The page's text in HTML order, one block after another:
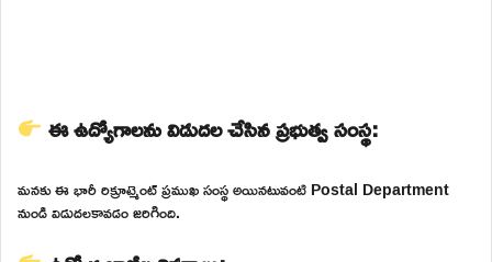
ఈ ఉద్యోగాలను విడుదల చేసిన ప్రభుత్వ సంస్థ:
మనకు ఈ భారీ రిక్రూట్మెంట్ ప్రముఖ సంస్థ అయినటువంటి Postal Department
నుండి విడుదలకావడం జరిగింది.